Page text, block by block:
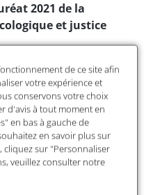
2021 de la
et justice
et des méthodes
et comparative
territoriale
exploré de la
l'analyse des
et leurs zones
les intersections
de ce site afin
votre expérience et
conservons votre choix
d'avis à tout moment en
en bas à gauche de
en savoir plus sur
cliquez sur "Personnaliser
veuillez consulter notre